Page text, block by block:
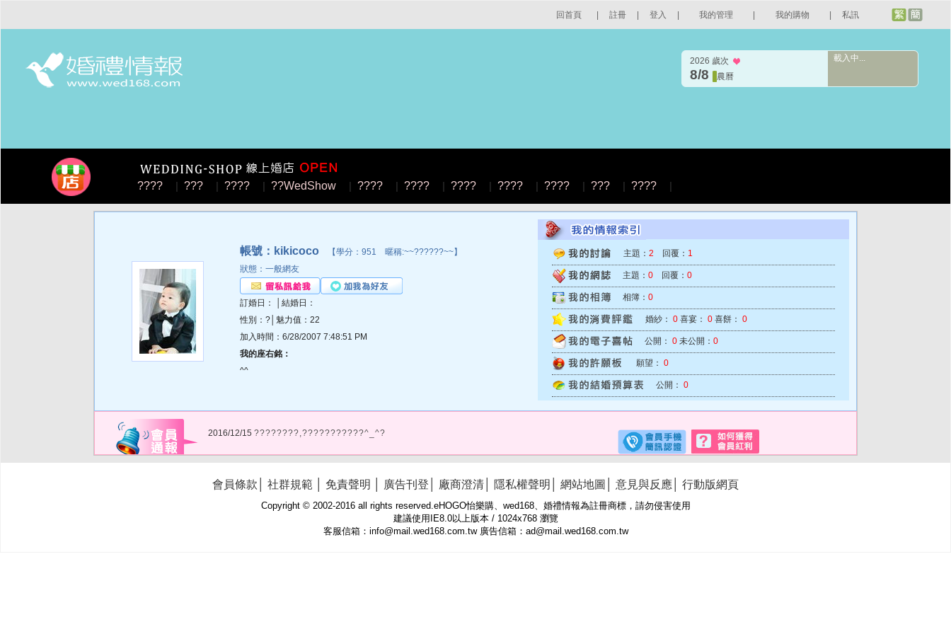
回首頁 註冊 登入 我的管理 我的購物 私訊
2026 歲次
8/8 農曆
載入中...
???? | ??? | ???? | ??WedShow | ???? | ???? | ???? | ???? | ???? | ??? | ???? |
帳號：kikicoco 【學分：951 暱稱:~~??????~~】
狀態：一般網友
訂婚日： │結婚日：
性別：?│魅力值：22
加入時間：6/28/2007 7:48:51 PM
我的座右銘：
^^
主題： 2 回覆： 1
主題： 0 回覆： 0
相簿： 0
婚紗： 0 喜宴： 0 喜餅： 0
公開： 0 未公開： 0
願望： 0
公開： 0
2016/12/15 ????????,???????????^_^?
會員條款 社群規範 免責聲明 廣告刊登 廠商澄清 隱私權聲明 網站地圖 意見與反應 行動版網頁
Copyright © 2002-2016 all rights reserved.eHOGO怡樂購、wed168、婚禮情報為註冊商標，請勿侵害使用
建議使用IE8.0以上版本 / 1024x768 瀏覽
客服信箱：info@mail.wed168.com.tw 廣告信箱：ad@mail.wed168.com.tw